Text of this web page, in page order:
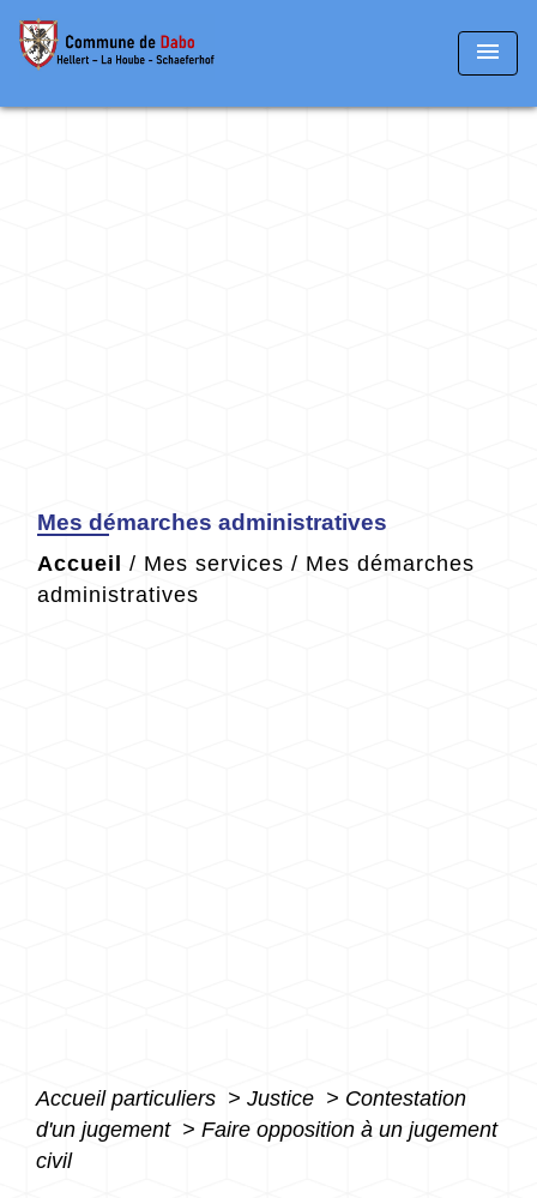
menu
Mes démarches administratives
Accueil / Mes services / Mes démarches
administratives
Accueil particuliers > Justice > Contestation
d'un jugement > Faire opposition à un jugement
civil